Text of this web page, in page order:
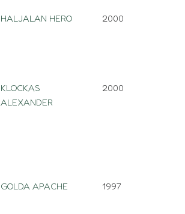
HALJALAN HERO 2000
KLOCKAS
ALEXANDER
2000
GOLDA APACHE 1997